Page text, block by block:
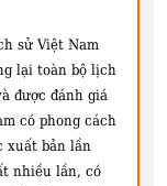
sử Việt Nam
lại toàn bộ lịch
được đánh giá
có phong cách
xuất bản lần
nhiều lần, có